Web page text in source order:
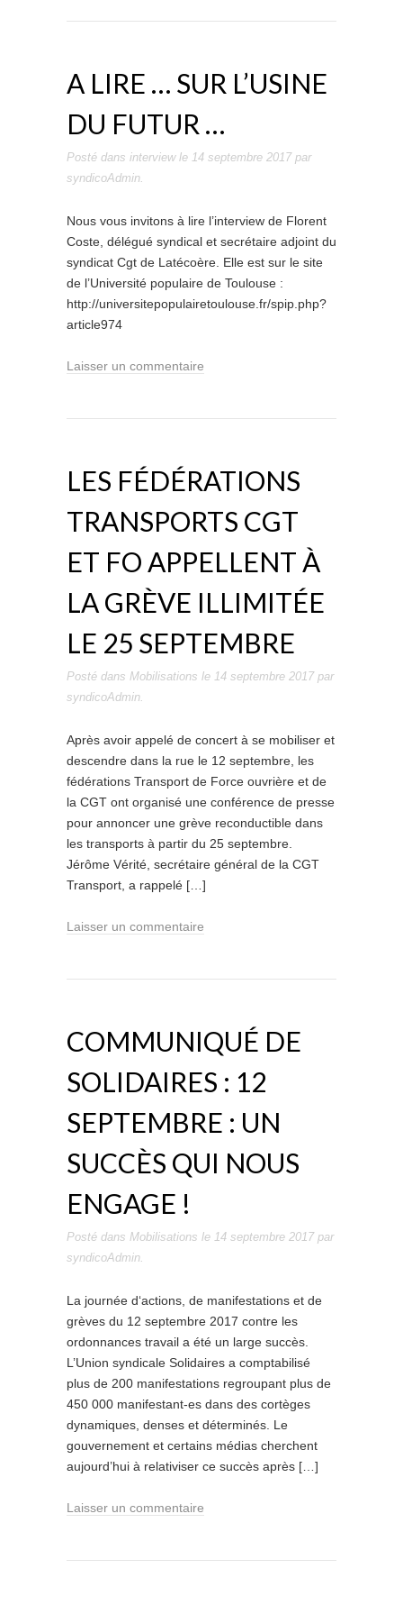
A LIRE … SUR L’USINE
DU FUTUR …
Posté dans interviewle 14 septembre 2017par
syndicoAdmin.
Nous vous invitons à lire l’interview de Florent
Coste, délégué syndical et secrétaire adjoint du
syndicat Cgt de Latécoère. Elle est sur le site
de l’Université populaire de Toulouse :
http://universitepopulairetoulouse.fr/spip.php?
article974
Laisser un commentaire
LES FÉDÉRATIONS
TRANSPORTS CGT
ET FO APPELLENT À
LA GRÈVE ILLIMITÉE
LE 25 SEPTEMBRE
Posté dans Mobilisations le 14 septembre 2017par
syndicoAdmin.
Après avoir appelé de concert à se mobiliser et
descendre dans la rue le 12 septembre, les
fédérations Transport de Force ouvrière et de
la CGT ont organisé une conférence de presse
pour annoncer une grève reconductible dans
les transports à partir du 25 septembre.
Jérôme Vérité, secrétaire général de la CGT
Transport, a rappelé […]
Laisser un commentaire
COMMUNIQUÉ DE
SOLIDAIRES : 12
SEPTEMBRE : UN
SUCCÈS QUI NOUS
ENGAGE !
Posté dans Mobilisations le 14 septembre 2017par
syndicoAdmin.
La journée d‘actions, de manifestations et de
grèves du 12 septembre 2017 contre les
ordonnances travail a été un large succès.
L’Union syndicale Solidaires a comptabilisé
plus de 200 manifestations regroupant plus de
450 000 manifestant-es dans des cortèges
dynamiques, denses et déterminés. Le
gouvernement et certains médias cherchent
aujourd’hui à relativiser ce succès après […]
Laisser un commentaire